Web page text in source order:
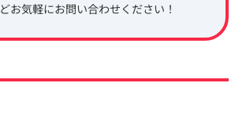
お気軽にお問い合わせください！